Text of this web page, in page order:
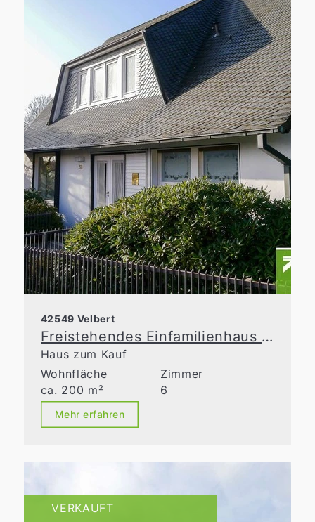
42549 Velbert
Freistehendes Einfamilienhaus für die gehobenen Ansprüche!
Haus zum Kauf
Wohnfläche
ca. 200 m²
Zimmer
6
Mehr erfahren
VERKAUFT